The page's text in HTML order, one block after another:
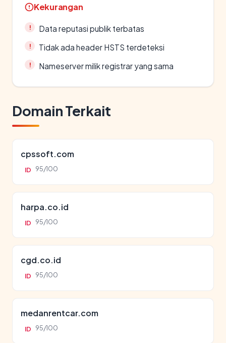
Kekurangan
Data reputasi publik terbatas
Tidak ada header HSTS terdeteksi
Nameserver milik registrar yang sama
Domain Terkait
cpssoft.com
ID 95/100
harpa.co.id
ID 95/100
cgd.co.id
ID 95/100
medanrentcar.com
ID 95/100